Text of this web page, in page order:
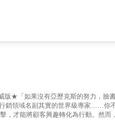
量，真正做到文字變現。」——辰緣
意「很多人教過我寫作，但真正帶我
動化、UI/UX、SEO、社群操作，到
穿插其中，讓讀者能快速理解並立即
級的 ChatGPT／GPT-5 更示範以AI加
銷推廣✔ 利用AI多媒體科技打造吸引
、統整行銷專業術語，強化學習回
的超強集客祕笈🔸 保證課堂上學不
的社群行銷關鍵心法🔸 大數據淘金術
網路行銷未來贏家攻略與 Google
AI 多媒體科技輕鬆打造吸睛網路
劃人員、App 開發者以及相關網際
版★「如果沒有亞歷克斯的努力，臉
銷領域名副其實的世界級專家……你
才能將顧客興趣轉化為行動。然而